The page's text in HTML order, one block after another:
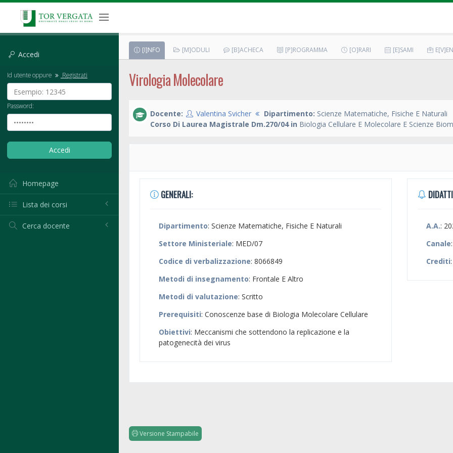
Accedi
Id utente oppure Registrati
Password:
Homepage
Lista dei corsi
Cerca docente
[I]NFO [M]ODULI [B]ACHECA [P]ROGRAMMA [O]RARI [E]SAMI
Virologia Molecolare
Docente: Valentina Svicher Dipartimento: Scienze Matematiche, Fisiche E Naturali
Corso Di Laurea Magistrale Dm.270/04 in Biologia Cellulare E Molecolare E Scienze
GENERALI:
Dipartimento: Scienze Matematiche, Fisiche E Naturali
Settore Ministeriale: MED/07
Codice di verbalizzazione: 8066849
Metodi di insegnamento: Frontale E Altro
Metodi di valutazione: Scritto
Prerequisiti: Conoscenze base di Biologia Molecolare Cellulare
Obiettivi: Meccanismi che sottendono la replicazione e la
patogenecità dei virus
A.A.:
Canale
Crediti
Versione Stampabile